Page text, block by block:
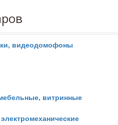
видеодомофоны
витринные